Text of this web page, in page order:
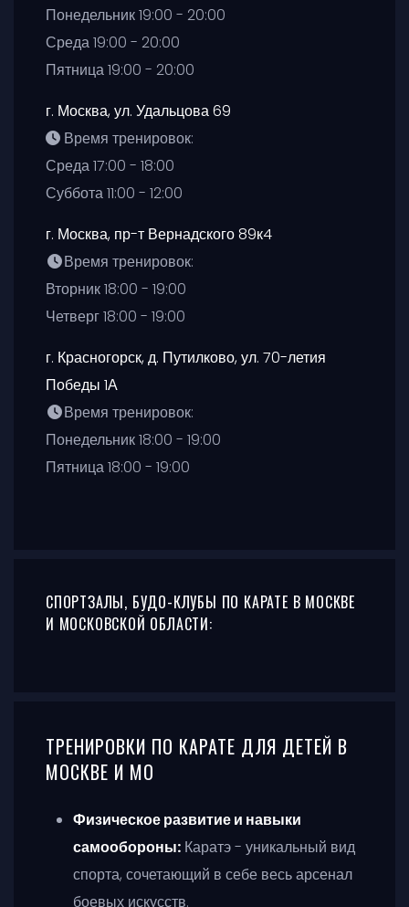
Понедельник 19:00 - 20:00
Среда 19:00 - 20:00
Пятница 19:00 - 20:00
г. Москва,ул. Удальцова 69
Время тренировок:
Среда 17:00 - 18:00
Суббота 11:00 - 12:00
г. Москва, пр-т Вернадского 89к4
Время тренировок:
Вторник 18:00 - 19:00
Четверг 18:00 - 19:00
г. Красногорск, д. Путилково,ул. 70-летия
Победы 1А
Время тренировок:
Понедельник 18:00 - 19:00
Пятница 18:00 - 19:00
СПОРТЗАЛЫ, БУДО-КЛУБЫ ПО КАРАТЕ В МОСКВЕ
И МОСКОВСКОЙ ОБЛАСТИ:
ТРЕНИРОВКИ ПО КАРАТЕ ДЛЯ ДЕТЕЙ В
МОСКВЕ И МО
Физическое развитие и навыки
самообороны: Каратэ - уникальный вид
спорта, сочетающий в себе весь арсенал
боевых искусств.